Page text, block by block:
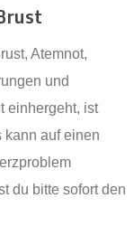
Atemnot,
und
einhergeht, ist
kann auf einen
du bitte sofort den